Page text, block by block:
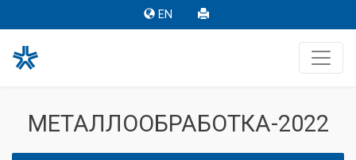
EN
МЕТАЛЛООБРАБОТКА-2022